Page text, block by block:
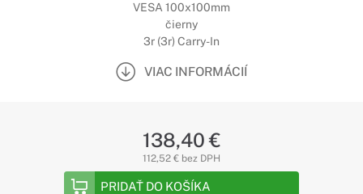
VESA 100x100mm
čierny
3r (3r) Carry-In
VIAC INFORMÁCIÍ
138,40 €
112,52 € bez DPH
PRIDAŤ DO KOŠÍKA